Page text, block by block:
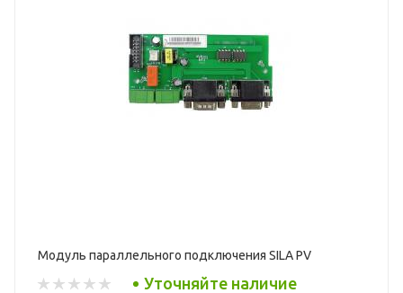
Модуль параллельного подключения SILA PV
Уточняйте наличие